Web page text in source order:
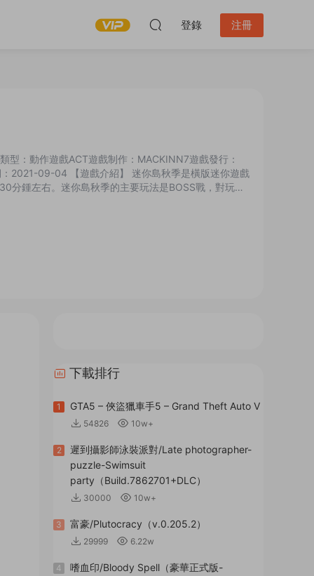
登錄 注冊
：動作遊戲ACT遊戲制作：MACKINN7遊戲發行：
2021-09-04 【遊戲介紹】 迷你島秋季是橫版迷你遊戲
分鍾左右。迷你島秋季的主要玩法是BOSS戰，對玩家
下載排行
1 GTA5 – 俠盜獵車手5 – Grand Theft Auto V
54826 10w+
2
遲到攝影師泳裝派對/Late photographer-
puzzle-Swimsuit
party（Build.7862701+DLC）
30000 10w+
3 富豪/Plutocracy（v.0.205.2）
29999 6.22w
4
嗜血印/Bloody Spell（豪華正式版-